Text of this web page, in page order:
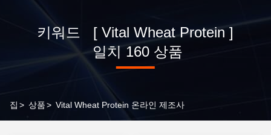
키워드 [ Vital Wheat Protein ]
일치 160 상품
집 > 상품> Vital Wheat Protein 온라인 제조사